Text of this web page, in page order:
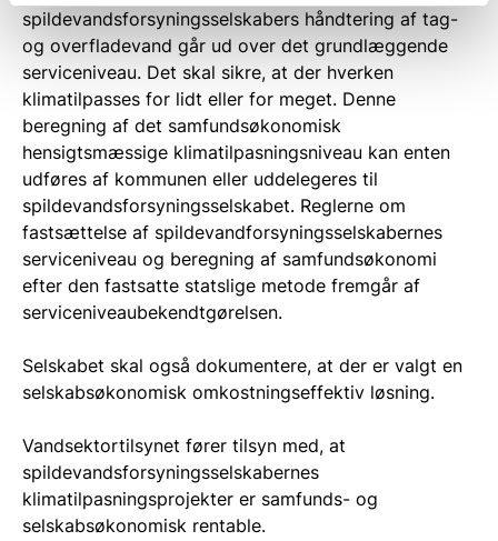
spildevandsforsyningsselskabers håndtering af tag-
og overfladevand går ud over det grundlæggende
serviceniveau. Det skal sikre, at der hverken
klimatilpasses for lidt eller for meget. Denne
beregning af det samfundsøkonomisk
hensigtsmæssige klimatilpasningsniveau kan enten
udføres af kommunen eller uddelegeres til
spildevandsforsyningsselskabet. Reglerne om
fastsættelse af spildevandforsyningsselskabernes
serviceniveau og beregning af samfundsøkonomi
efter den fastsatte statslige metode fremgår af
serviceniveaubekendtgørelsen.
Selskabet skal også dokumentere, at der er valgt en
selskabsøkonomisk omkostningseffektiv løsning.
Vandsektortilsynet fører tilsyn med, at
spildevandsforsyningsselskabernes
klimatilpasningsprojekter er samfunds- og
selskabsøkonomisk rentable.